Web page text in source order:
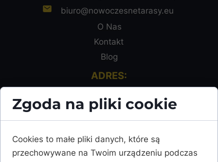
ADRES:
pn - pt: 9:00 - 17:00
sob: 9:00 - 13:00
ul. dr. Lucjana Mendego 28,
44-300 Wodzisław Śląski
biuro@nowoczesnetarasy.eu
Blog
Kontakt
O Nas
Zgoda na pliki cookie
Cookies to małe pliki danych, które są
przechowywane na Twoim urządzeniu podczas